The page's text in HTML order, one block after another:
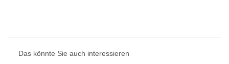
Das könnte Sie auch interessieren